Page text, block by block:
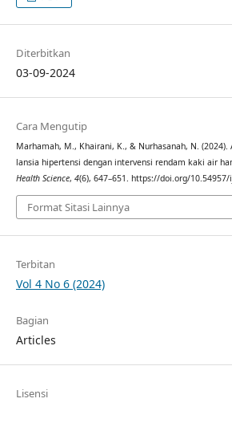
Diterbitkan
03-09-2024
Cara Mengutip
Marhamah, M., Khairani, K., & Nurhasanah, N. (2024).
lansia hipertensi dengan intervensi rendam kaki air
Health Science, 4(6), 647–651. https://doi.org/
Format Sitasi Lainnya
Terbitan
Vol 4 No 6 (2024)
Bagian
Articles
Lisensi